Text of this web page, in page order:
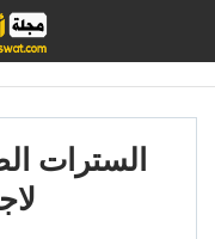
السترات